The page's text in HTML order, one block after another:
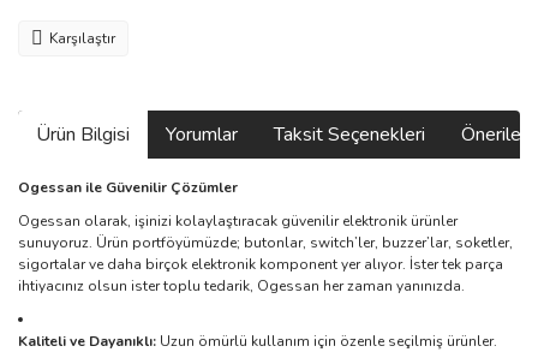
Karşılaştır
Ürün Bilgisi Yorumlar Taksit Seçenekleri
Ogessan ile Güvenilir Çözümler
Ogessan olarak, işinizi kolaylaştıracak güvenilir elektronik ürünler
sunuyoruz. Ürün portföyümüzde; butonlar, switch’ler, buzzer’lar, soketler,
sigortalar ve daha birçok elektronik komponent yer alıyor. İster tek parça
ihtiyacınız olsun ister toplu tedarik, Ogessan her zaman yanınızda.
Kaliteli ve Dayanıklı: Uzun ömürlü kullanım için özenle seçilmiş ürünler.